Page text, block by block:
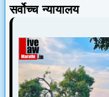
सर्वोच्च न्यायालय